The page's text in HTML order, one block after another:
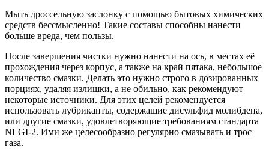
Мыть дроссельную заслонку с помощью бытовых химических
средств бессмысленно! Такие составы способны нанести
больше вреда, чем пользы.
После завершения чистки нужно нанести на ось, в местах её
прохождения через корпус, а также на край пятака, небольшое
количество смазки. Делать это нужно строго в дозированных
порциях, удаляя излишки, а не обильно, как рекомендуют
некоторые источники. Для этих целей рекомендуется
использовать лубриканты, содержащие дисульфид молибдена,
или другие смазки, удовлетворяющие требованиям стандарта
NLGI-2. Ими же целесообразно регулярно смазывать и трос
газа.